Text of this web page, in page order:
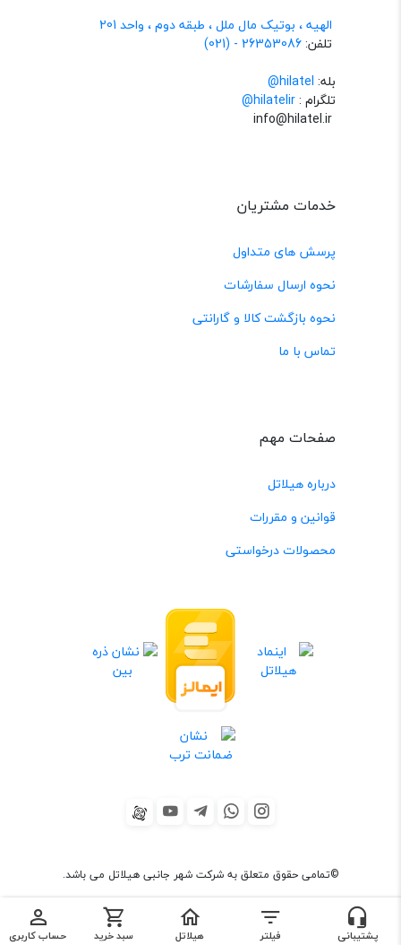
تماس با ما
فیلترها پشتیبانی فیلتر هیلاتل سبد خرید حساب کاربری
الهیه ، بوتیک مال ملل ، طبقه دوم ، واحد 201
تلفن:26353086 - (021)
بله: hilatel@
تلگرام :@hilatelir
خدمات مشتریان
پرسش های متداول
نحوه ارسال سفارشات
نحوه بازگشت کالا و گارانتی
تماس با ما
صفحات مهم
درباره هیلاتل
قوانین و مقررات
محصولات درخواستی
©تمامی حقوق متعلق به شرکت شهر جانبی هیلاتل می باشد.
sitemap